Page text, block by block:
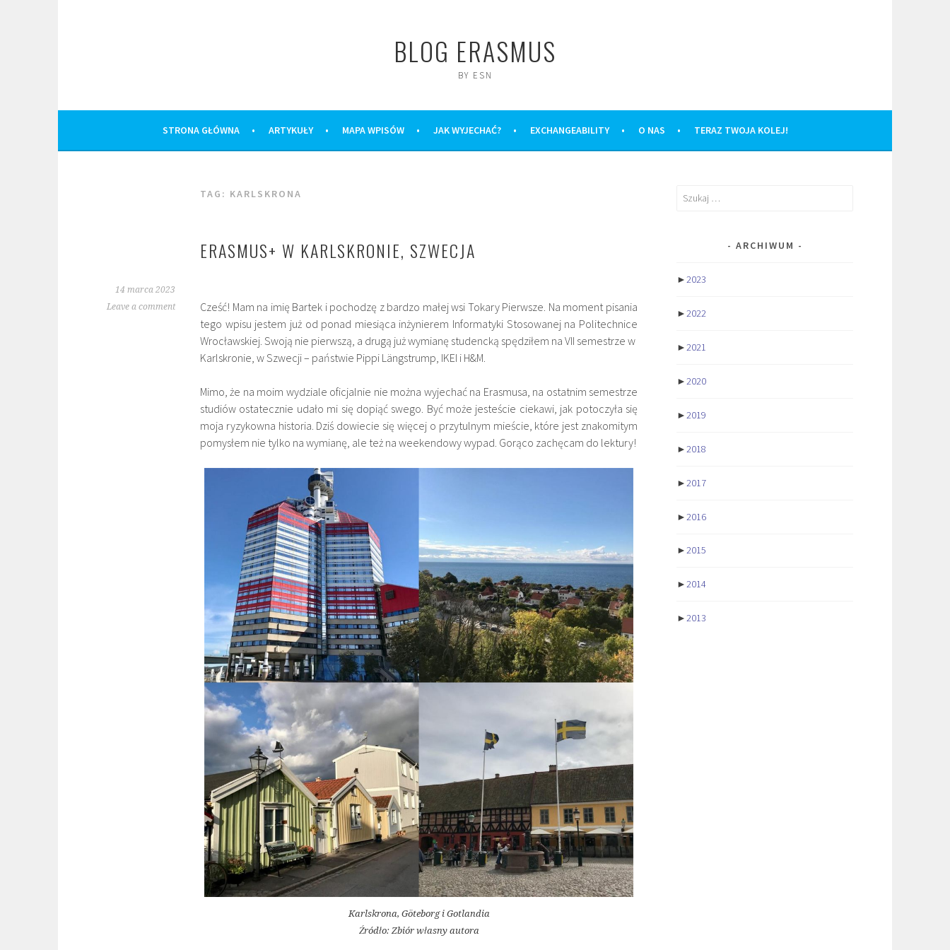
BLOG ERASMUS
BY ESN
STRONA GŁÓWNA ARTYKUŁY MAPA WPISÓW JAK WYJECHAĆ? EXCHANGEABILITY O NAS TERAZ TWOJA KOLEJ!
TAG: KARLSKRONA
ERASMUS+ W KARLSKRONIE, SZWECJA
14 marca 2023
Leave a comment
Cześć! Mam na imię Bartek i pochodzę z bardzo małej wsi Tokary Pierwsze. Na moment pisania
tego wpisu jestem już od ponad miesiąca inżynierem Informatyki Stosowanej na Politechnice
Wrocławskiej. Swoją nie pierwszą, a drugą już wymianę studencką spędziłem na VII semestrze w
Karlskronie, w Szwecji – państwie Pippi Längstrump, IKEI i H&M.
Mimo, że na moim wydziale oficjalnie nie można wyjechać na Erasmusa, na ostatnim semestrze
studiów ostatecznie udało mi się dopiąć swego. Być może jesteście ciekawi, jak potoczyła się
moja ryzykowna historia. Dziś dowiecie się więcej o przytulnym mieście, które jest znakomitym
pomysłem nie tylko na wymianę, ale też na weekendowy wypad. Gorąco zachęcam do lektury!
Karlskrona, Göteborg i Gotlandia
Źródło: Zbiór własny autora
Szukaj:
ARCHIWUM
►2023
►2022
►2021
►2020
►2019
►2018
►2017
►2016
►2015
►2014
►2013